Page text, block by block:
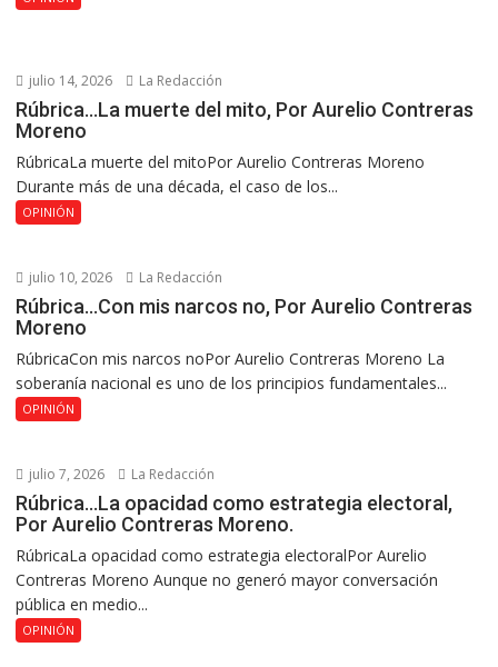
julio 14, 2026 La Redacción
Rúbrica…La muerte del mito, Por Aurelio Contreras
Moreno
RúbricaLa muerte del mitoPor Aurelio Contreras Moreno
Durante más de una década, el caso de los...
OPINIÓN
julio 10, 2026 La Redacción
Rúbrica…Con mis narcos no, Por Aurelio Contreras
Moreno
RúbricaCon mis narcos noPor Aurelio Contreras Moreno La
soberanía nacional es uno de los principios fundamentales...
OPINIÓN
julio 7, 2026 La Redacción
Rúbrica…La opacidad como estrategia electoral,
Por Aurelio Contreras Moreno.
RúbricaLa opacidad como estrategia electoralPor Aurelio
Contreras Moreno Aunque no generó mayor conversación
pública en medio...
OPINIÓN